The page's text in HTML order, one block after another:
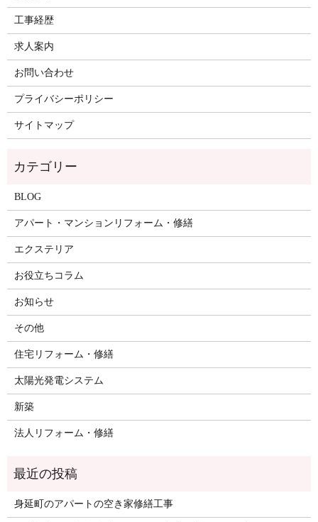
工事経歴
求人案内
お問い合わせ
プライバシーポリシー
サイトマップ
BLOG
アパート・マンションリフォーム・修繕
エクステリア
お役立ちコラム
お知らせ
その他
住宅リフォーム・修繕
太陽光発電システム
新築
法人リフォーム・修繕
身延町のアパートの空き家修繕工事